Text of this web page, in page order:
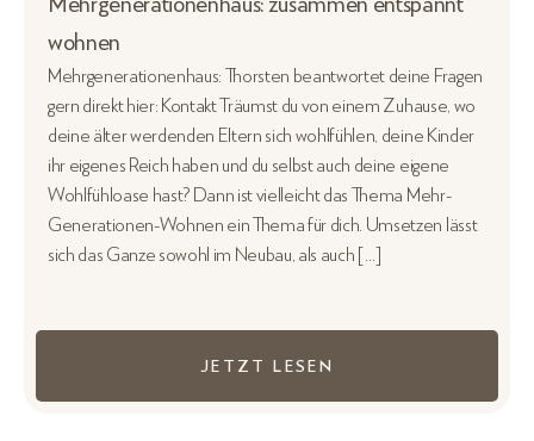
wohnen
Mehrgenerationenhaus: Thorsten beantwortet deine Fragen
gern direkt hier: Kontakt Träumst du von einem Zuhause, wo
deine älter werdenden Eltern sich wohlfühlen, deine Kinder
ihr eigenes Reich haben und du selbst auch deine eigene
Wohlfühloase hast? Dann ist vielleicht das Thema Mehr-
Generationen-Wohnen ein Thema für dich. Umsetzen lässt
sich das Ganze sowohl im Neubau, als auch […]
JETZT LESEN